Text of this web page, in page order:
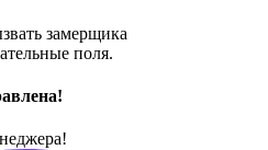
замерщика
поля.